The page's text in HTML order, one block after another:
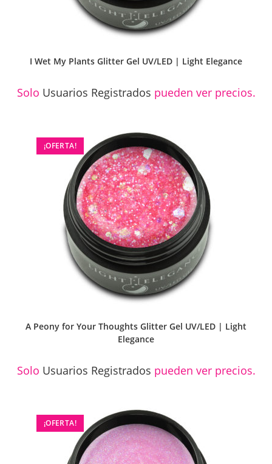
I Wet My Plants Glitter Gel UV/LED | Light Elegance
Solo Usuarios Registrados pueden ver precios.
¡OFERTA!
A Peony for Your Thoughts Glitter Gel UV/LED | Light
Elegance
Solo Usuarios Registrados pueden ver precios.
¡OFERTA!